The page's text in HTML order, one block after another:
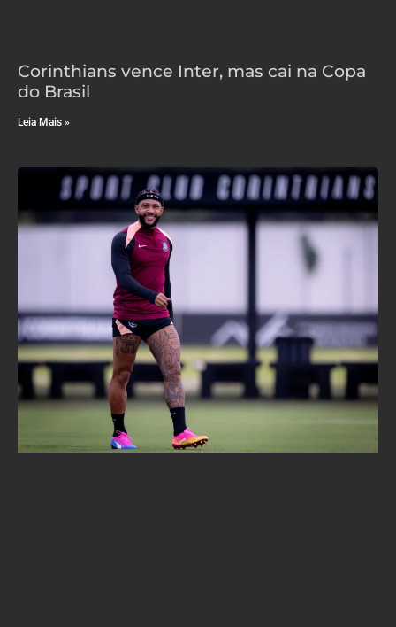
Corinthians vence Inter, mas cai na Copa
do Brasil
Leia Mais »